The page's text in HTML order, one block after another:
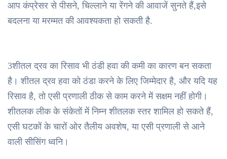
आप कंप्रेसर से पीसने, चिल्लाने या रेंगने की आवाजें सुनते हैं,इसे
बदलना या मरम्मत की आवश्यकता हो सकती है.
3शीतल द्रव का रिसाव भी ठंडी हवा की कमी का कारण बन सकता
है। शीतल द्रव हवा को ठंडा करने के लिए जिम्मेदार है, और यदि यह
रिसाव है, तो एसी प्रणाली ठीक से काम करने में सक्षम नहीं होगी।
शीतलक लीक के संकेतों में निम्न शीतलक स्तर शामिल हो सकते हैं,
एसी घटकों के चारों ओर तैलीय अवशेष, या एसी प्रणाली से आने
वाली सीसिंग ध्वनि।